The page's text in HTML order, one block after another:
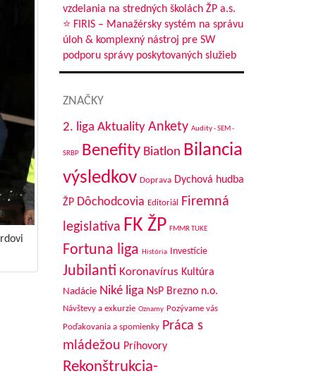
V júni blahoželáme
Víťaz jedenásteho kola
čitateľskej súťaže
vzdelania na stredných školách ŽP a.s.
⭐ FIRIS – Manažérsky systém na správu
úloh & komplexný nástroj pre SW
podporu správy poskytovaných služieb
ZNAČKY
2. liga Aktuality Ankety Audity - SEM -
SRBP Benefity Biatlon Bilancia
výsledkov Doprava Dychová hudba
ŽP Dôchodcovia Editoriál
Firemná
legislatíva FK ŽP FMMR TUKE
Fortuna liga História Investície
Jubilanti Koronavírus Kultúra
Nadácie Niké liga NsP Brezno n.o.
Návštevy a exkurzie Oznamy Pozývame vás
Poďakovania a spomienky Práca s
mládežou Príhovory
Rekonštrukcia-